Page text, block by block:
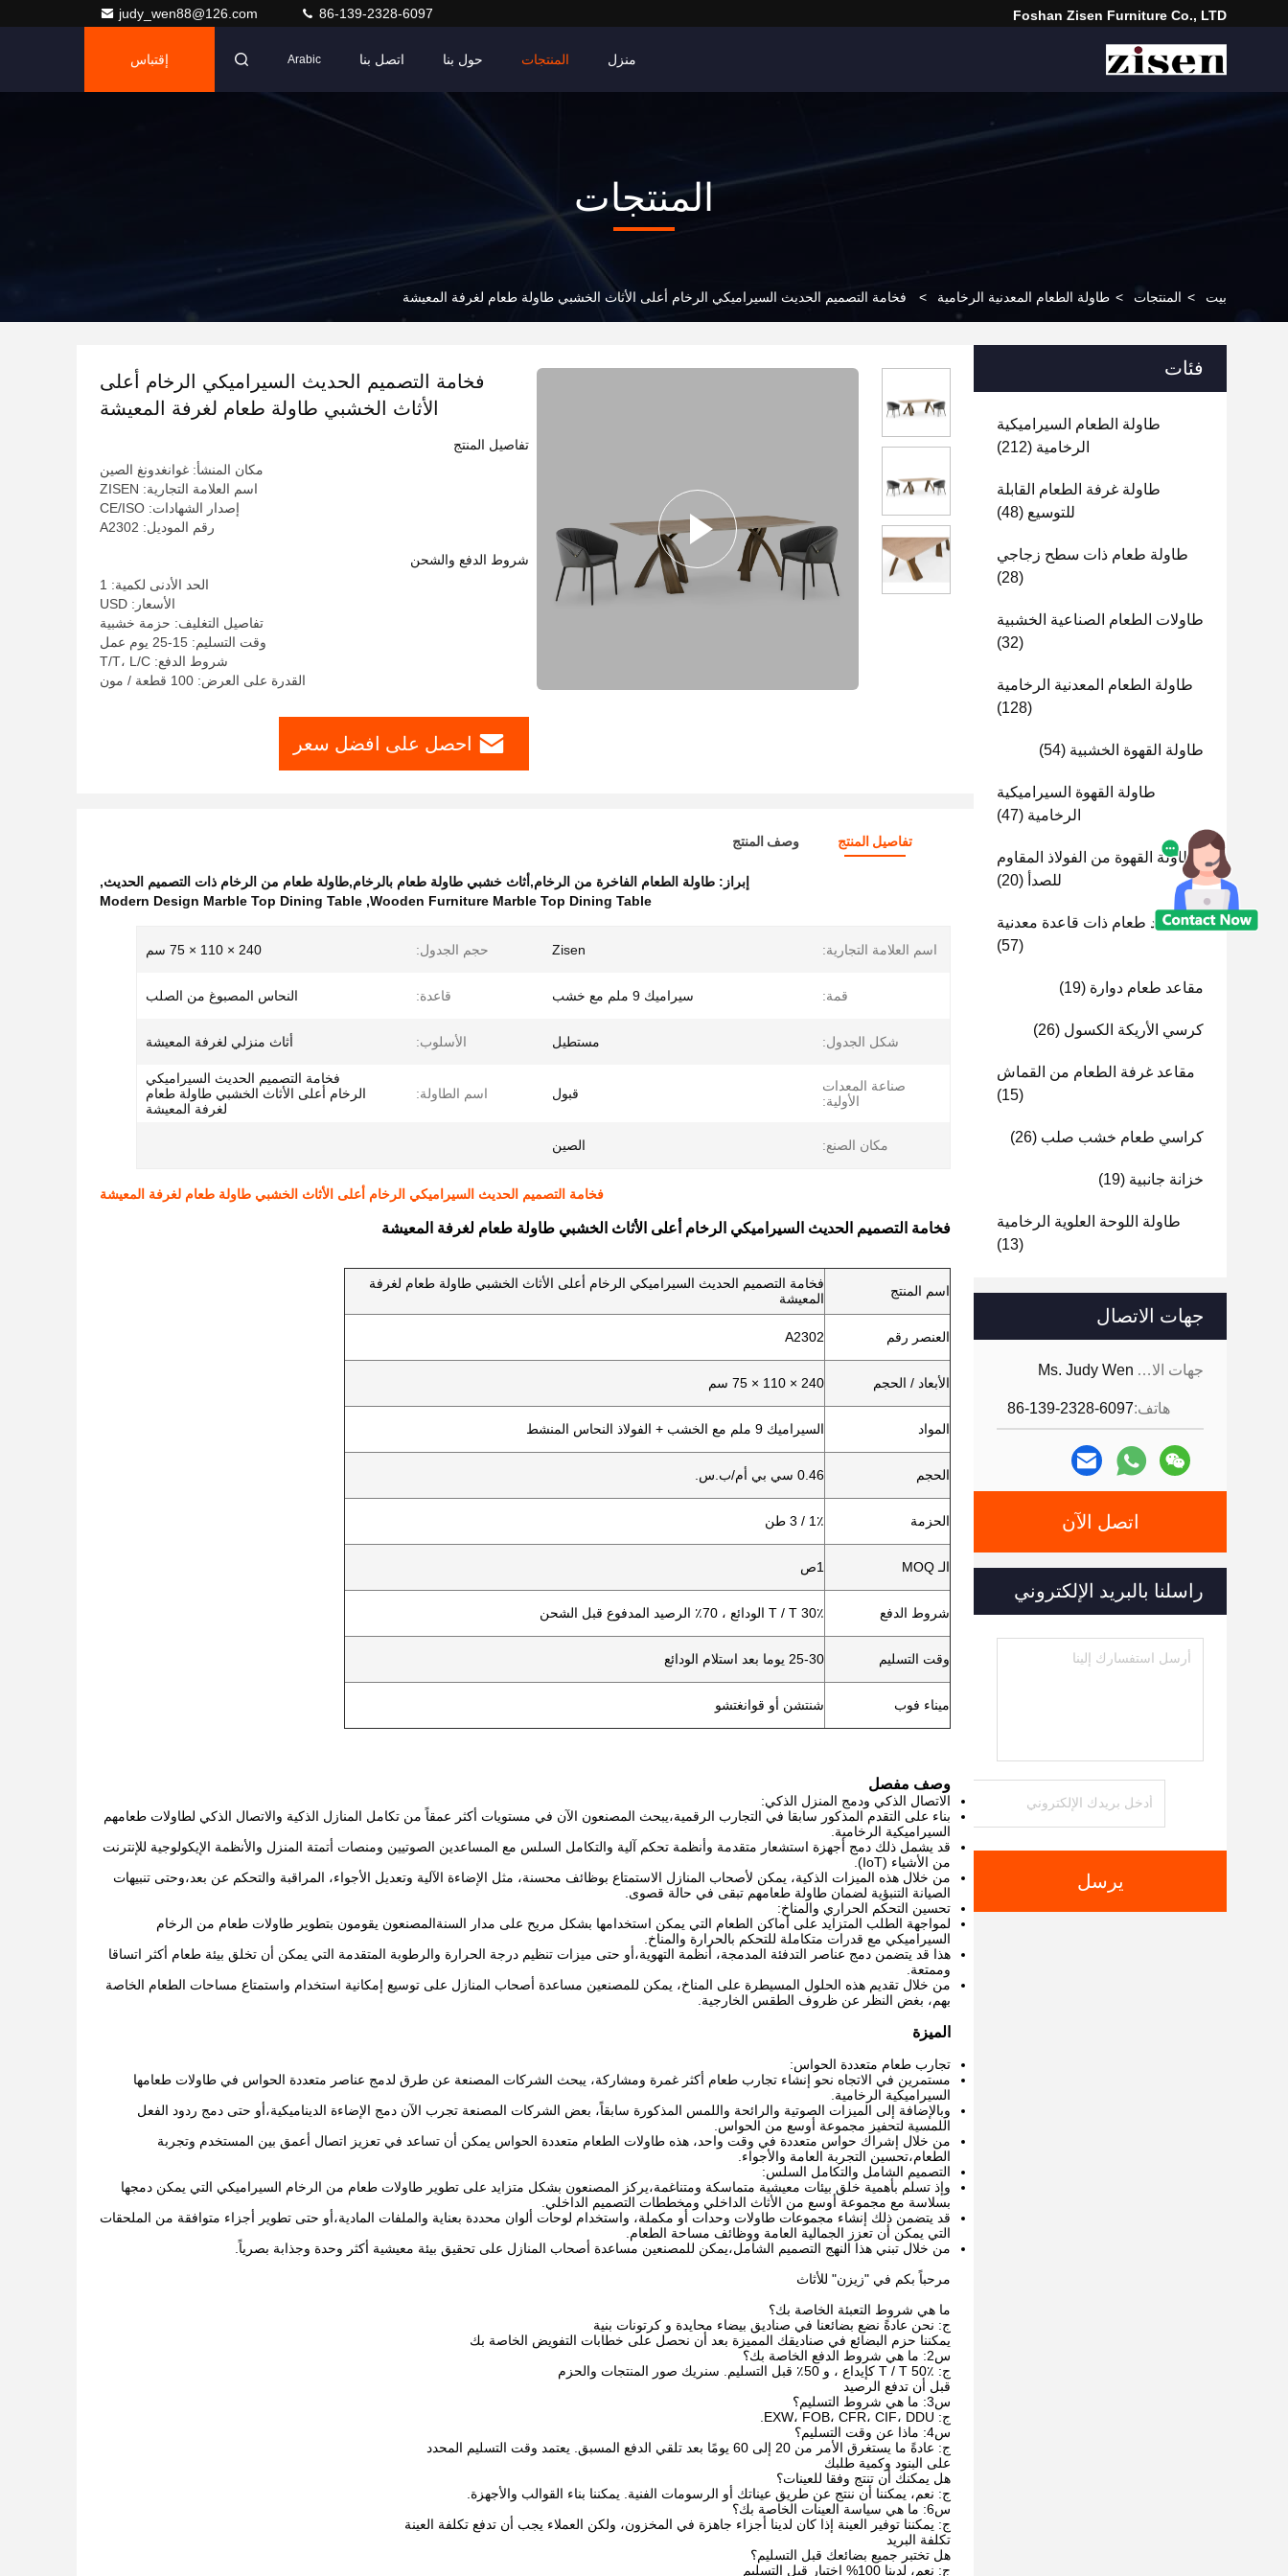
Foshan Zisen Furniture Co., LTD
judy_wen88@126.com 86-139-2328-6097
منزل المنتجات حول بنا اتصل بنا Arabic إقتباس
المنتجات
بيت > المنتجات > طاولة الطعام المعدنية الرخامية > فخامة التصميم الحديث السيراميكي الرخام أعلى الأثاث الخشبي طاولة طعام لغرفة المعيشة
فئات
طاولة الطعام السيراميكية
الرخامية (212)
طاولة غرفة الطعام القابلة
للتوسيع (48)
طاولة طعام ذات سطح زجاجي
(28)
طاولات الطعام الصناعية الخشبية
(32)
طاولة الطعام المعدنية الرخامية
(128)
طاولة القهوة الخشبية (54)
طاولة القهوة السيراميكية
الرخامية (47)
طاولة القهوة من الفولاذ المقاوم
للصدأ (20)
مقاعد طعام ذات قاعدة معدنية
(57)
مقاعد طعام دوارة (19)
كرسي الأريكة الكسول (26)
مقاعد غرفة الطعام من القماش
(15)
كراسي طعام خشب صلب (26)
خزانة جانبية (19)
طاولة اللوحة العلوية الرخامية
(13)
جهات الاتصال
جهات الاتصال: Ms. Judy Wen
هاتف:86-139-2328-6097
اتصل الآن
راسلنا بالبريد الإلكتروني
يرسل
فخامة التصميم الحديث السيراميكي الرخام أعلى
الأثاث الخشبي طاولة طعام لغرفة المعيشة
تفاصيل المنتج
مكان المنشأ: غوانغدونغ الصين
اسم العلامة التجارية: ZISEN
إصدار الشهادات: CE/ISO
رقم الموديل: A2302
شروط الدفع والشحن
الحد الأدنى لكمية: 1
الأسعار: USD
تفاصيل التغليف: حزمة خشبية
وقت التسليم: 15-25 يوم عمل
شروط الدفع: T/T، L/C
القدرة على العرض: 100 قطعة / مون
احصل على افضل سعر
تفاصيل المنتج وصف المنتج
إبراز: طاولة الطعام الفاخرة من الرخام,أثاث خشبي طاولة طعام بالرخام,طاولة طعام من الرخام ذات التصميم الحديث,
Wooden Furniture Marble Top Dining Table
,
Modern Design Marble Top Dining Table
اسم العلامة التجارية: Zisen حجم الجدول: 240 × 110 × 75 سم
قمة: سيراميك 9 ملم مع خشب قاعدة: النحاس المصبوغ من الصلب
شكل الجدول: مستطيل الأسلوب: أثاث منزلي لغرفة المعيشة
صناعة المعدات
الأولية:
قبول اسم الطاولة:
فخامة التصميم الحديث السيراميكي
الرخام أعلى الأثاث الخشبي طاولة طعام
لغرفة المعيشة
مكان الصنع: الصين
فخامة التصميم الحديث السيراميكي الرخام أعلى الأثاث الخشبي طاولة طعام لغرفة المعيشة
فخامة التصميم الحديث السيراميكي الرخام أعلى الأثاث الخشبي طاولة طعام لغرفة المعيشة
اسم المنتج
فخامة التصميم الحديث السيراميكي الرخام أعلى الأثاث الخشبي طاولة طعام لغرفة
المعيشة
العنصر رقم A2302
الأبعاد / الحجم 240 × 110 × 75 سم
المواد السيراميك 9 ملم مع الخشب + الفولاذ النحاس المنشط
الحجم 0.46 سي بي أم/ب.س.
الحزمة 1٪ / 3 طن
الـ MOQ 1ص
شروط الدفع T / T 30٪ الودائع ، 70٪ الرصيد المدفوع قبل الشحن
وقت التسليم 25-30 يوما بعد استلام الودائع
ميناء فوب شنتشن أو قوانغتشو
وصف مفصل
الاتصال الذكي ودمج المنزل الذكي:
بناء على التقدم المذكور سابقا في التجارب الرقمية،يبحث المصنعون الآن في مستويات أكثر عمقاً من تكامل المنازل الذكية والاتصال الذكي لطاولات طعامهم
السيراميكية الرخامية.
قد يشمل ذلك دمج أجهزة استشعار متقدمة وأنظمة تحكم آلية والتكامل السلس مع المساعدين الصوتيين ومنصات أتمتة المنزل والأنظمة الإيكولوجية للإنترنت
من الأشياء (IoT).
من خلال هذه الميزات الذكية، يمكن لأصحاب المنازل الاستمتاع بوظائف محسنة، مثل الإضاءة الآلية وتعديل الأجواء، المراقبة والتحكم عن بعد،وحتى تنبيهات
الصيانة التنبؤية لضمان طاولة طعامهم تبقى في حالة قصوى.
تحسين التحكم الحراري والمناخ:
لمواجهة الطلب المتزايد على أماكن الطعام التي يمكن استخدامها بشكل مريح على مدار السنةالمصنعون يقومون بتطوير طاولات طعام من الرخام
السيراميكي مع قدرات متكاملة للتحكم بالحرارة والمناخ.
هذا قد يتضمن دمج عناصر التدفئة المدمجة، أنظمة التهوية،أو حتى ميزات تنظيم درجة الحرارة والرطوبة المتقدمة التي يمكن أن تخلق بيئة طعام أكثر اتساقا
وممتعة.
من خلال تقديم هذه الحلول المسيطرة على المناخ، يمكن للمصنعين مساعدة أصحاب المنازل على توسيع إمكانية استخدام واستمتاع مساحات الطعام الخاصة
بهم، بغض النظر عن ظروف الطقس الخارجية.
الميزة
تجارب طعام متعددة الحواس:
مستمرين في الاتجاه نحو إنشاء تجارب طعام أكثر غمرة ومشاركة، يبحث الشركات المصنعة عن طرق لدمج عناصر متعددة الحواس في طاولات طعامها
السيراميكية الرخامية.
وبالإضافة إلى الميزات الصوتية والرائحة واللمس المذكورة سابقاً، بعض الشركات المصنعة تجرب الآن دمج الإضاءة الديناميكية،أو حتى دمج ردود الفعل
اللمسية لتحفيز مجموعة أوسع من الحواس.
من خلال إشراك حواس متعددة في وقت واحد، هذه طاولات الطعام متعددة الحواس يمكن أن تساعد في تعزيز اتصال أعمق بين المستخدم وتجربة
الطعام،تحسين التجربة العامة والأجواء.
التصميم الشامل والتكامل السلس:
وإذ تسلم بأهمية خلق بيئات معيشية متماسكة ومتناغمة،يركز المصنعون بشكل متزايد على تطوير طاولات طعام من الرخام السيراميكي التي يمكن دمجها
بسلاسة مع مجموعة أوسع من الأثاث الداخلي ومخططات التصميم الداخلي.
قد يتضمن ذلك إنشاء مجموعات طاولات وحدات أو مكملة، واستخدام لوحات ألوان محددة بعناية والملفات المادية،أو حتى تطوير أجزاء متوافقة من الملحقات
التي يمكن أن تعزز الجمالية العامة ووظائف مساحة الطعام.
من خلال تبني هذا النهج التصميم الشامل،يمكن للمصنعين مساعدة أصحاب المنازل على تحقيق بيئة معيشية أكثر وحدة وجذابة بصرياً.
مرحباً بكم في "زيزن" للأثاث
ما هي شروط التعبئة الخاصة بك؟
ج: نحن عادةً نضع بضائعنا في صناديق بيضاء محايدة و كرتونات بنية
يمكننا حزم البضائع في صناديقك المميزة بعد أن نحصل على خطابات التفويض الخاصة بك
س2: ما هي شروط الدفع الخاصة بك؟
ج: T / T 50٪ كإيداع ، و 50٪ قبل التسليم. سنريك صور المنتجات والحزم
قبل أن تدفع الرصيد
س3: ما هي شروط التسليم؟
ج: EXW، FOB، CFR، CIF، DDU.
س4: ماذا عن وقت التسليم؟
ج: عادةً ما يستغرق الأمر من 20 إلى 60 يومًا بعد تلقي الدفع المسبق. يعتمد وقت التسليم المحدد
على البنود وكمية طلبك
هل يمكنك أن تنتج وفقا للعينات؟
ج: نعم، يمكننا أن ننتج عن طريق عيناتك أو الرسومات الفنية. يمكننا بناء القوالب والأجهزة.
س6: ما هي سياسة العينات الخاصة بك؟
ج: يمكننا توفير العينة إذا كان لدينا أجزاء جاهزة في المخزون، ولكن العملاء يجب أن تدفع تكلفة العينة
تكلفة البريد
هل تختبر جميع بضائعك قبل التسليم؟
ج: نعم، لدينا 100% اختبار قبل التسليم